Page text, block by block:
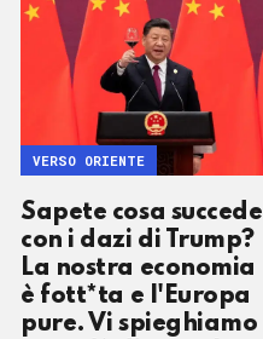
Sapete cosa succede
con i dazi di Trump?
La nostra economia
è fott*ta e l'Europa
pure. Vi spieghiamo
VERSO ORIENTE